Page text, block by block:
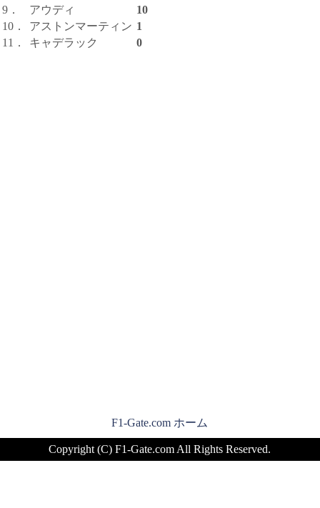
9．
アウディ
10
10．
アストンマーティン 1
11．
キャデラック 0
F1-Gate.com ホーム
Copyright (C) F1-Gate.com All Rights Reserved.